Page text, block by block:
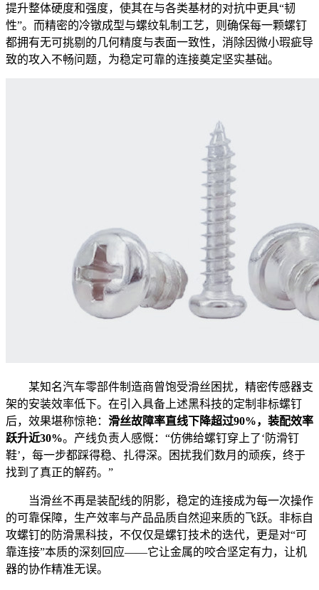
提升整体硬度和强度，使其在与各类基材的对抗中更具“韧
性”。而精密的冷镦成型与螺纹轧制工艺，则确保每一颗螺钉
都拥有无可挑剔的几何精度与表面一致性，消除因微小瑕疵导
致的攻入不畅问题，为稳定可靠的连接奠定坚实基础。
某知名汽车零部件制造商曾饱受滑丝困扰，精密传感器支
架的安装效率低下。在引入具备上述黑科技的定制非标螺钉
后，效果堪称惊艳： 滑丝故障率直线下降超过90%，装配效率
跃升近30%。产线负责人感慨：“仿佛给螺钉穿上了‘防滑钉
鞋’，每一步都踩得稳、扎得深。困扰我们数月的顽疾，终于
找到了真正的解药。”
当滑丝不再是装配线的阴影，稳定的连接成为每一次操作
的可靠保障，生产效率与产品品质自然迎来质的飞跃。非标自
攻螺钉的防滑黑科技，不仅仅是螺钉技术的迭代，更是对“可
靠连接”本质的深刻回应——它让金属的咬合坚定有力，让机
器的协作精准无误。